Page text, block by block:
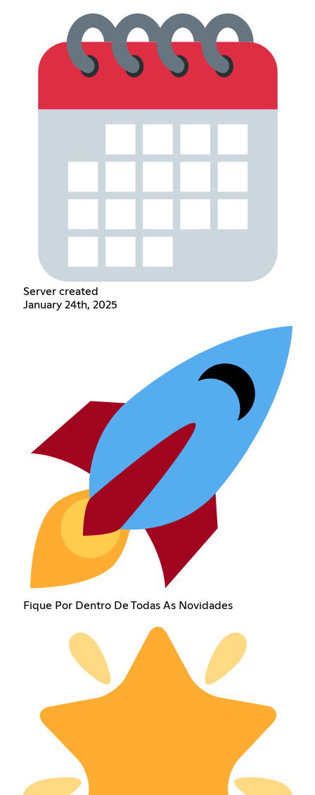
Server created
January 24th, 2025
Fique Por Dentro De Todas As Novidades